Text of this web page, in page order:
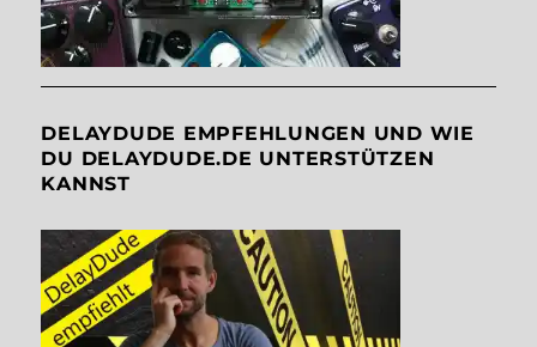
DELAYDUDE EMPFEHLUNGEN UND WIE
DU DELAYDUDE.DE UNTERSTÜTZEN
KANNST